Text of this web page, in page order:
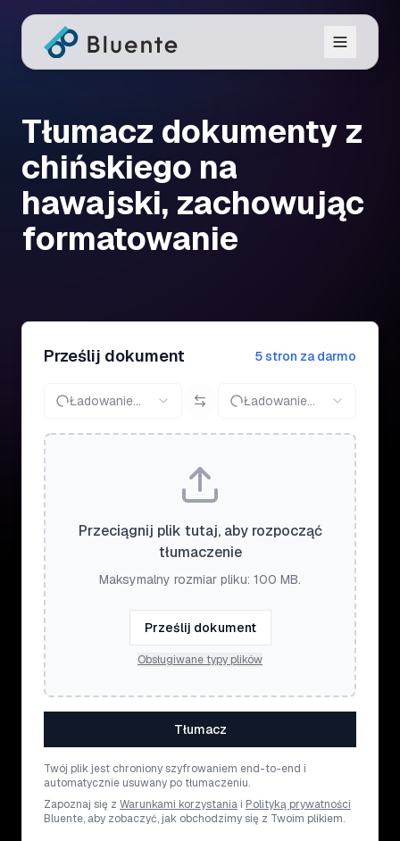
Tłumacz dokumenty z
chińskiego na
hawajski, zachowując
formatowanie
Prześlij dokument 5 stron za darmo
Ładowanie... Ładowanie...
Przeciągnij plik tutaj, aby rozpocząć
tłumaczenie
Maksymalny rozmiar pliku: 100 MB.
Prześlij dokument
Obsługiwane typy plików
Tłumacz
Twój plik jest chroniony szyfrowaniem end-to-end i
automatycznie usuwany po tłumaczeniu.
Zapoznaj się z Warunkami korzystania i Polityką prywatności
Bluente, aby zobaczyć, jak obchodzimy się z Twoim plikiem.